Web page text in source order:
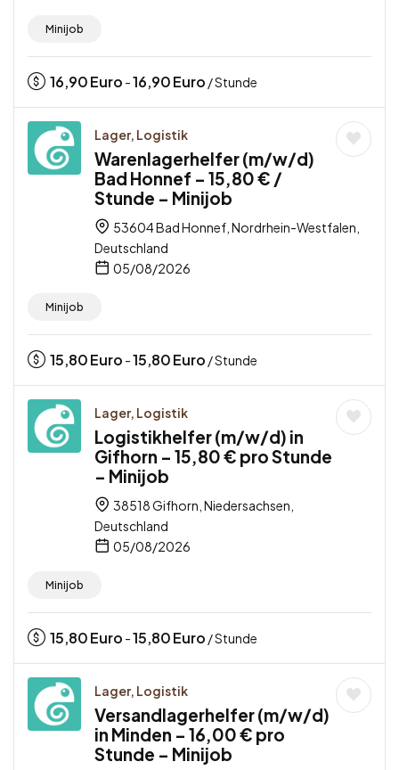
Minijob
16,90Euro -16,90Euro / Stunde
Lager, Logistik
Warenlagerhelfer (m/w/d)
Bad Honnef – 15,80 € /
Stunde – Minijob
53604 Bad Honnef, Nordrhein-Westfalen,
Deutschland
05/08/2026
Minijob
15,80Euro -15,80Euro / Stunde
Lager, Logistik
Logistikhelfer (m/w/d) in
Gifhorn – 15,80 € pro Stunde
– Minijob
38518 Gifhorn, Niedersachsen,
Deutschland
05/08/2026
Minijob
15,80Euro -15,80Euro / Stunde
Lager, Logistik
Versandlagerhelfer (m/w/d)
in Minden – 16,00 € pro
Stunde – Minijob